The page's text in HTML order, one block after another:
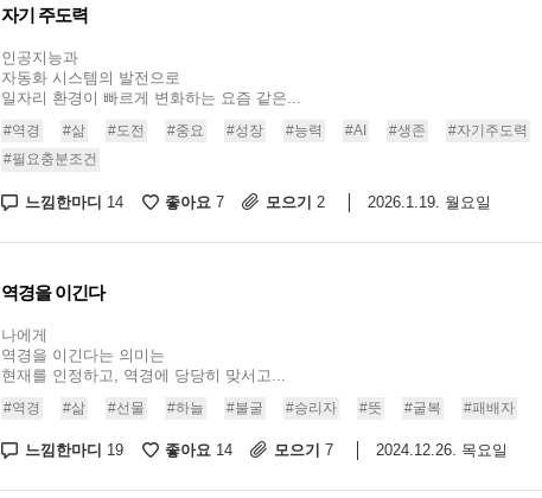
자기 주도력
인공지능과
자동화 시스템의 발전으로
일자리 환경이 빠르게 변화하는 요즘 같은...
#역경 #삶 #도전 #중요 #성장 #능력 #AI #생존
#자기주도력
#필요충분조건
느낌한마디 14 좋아요 7 모으기 2 2026.1.19. 월요일
역경을 이긴다
나에게
역경을 이긴다는 의미는
현재를 인정하고, 역경에 당당히 맞서고...
#역경 #삶 #선물 #하늘 #불굴 #승리자 #뜻 #굴복 #패배자
느낌한마디 19 좋아요 14 모으기 7 2024.12.26. 목요일